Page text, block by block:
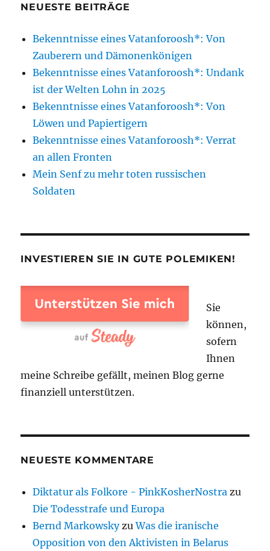
NEUESTE BEITRÄGE
Bekenntnisse eines Vatanforoosh*: Von
Zauberern und Dämonenkönigen
Bekenntnisse eines Vatanforoosh*: Undank
ist der Welten Lohn in 2025
Bekenntnisse eines Vatanforoosh*: Von
Löwen und Papiertigern
Bekenntnisse eines Vatanforoosh*: Verrat
an allen Fronten
Mein Senf zu mehr toten russischen
Soldaten
INVESTIEREN SIE IN GUTE POLEMIKEN!
Sie
können,
sofern
Ihnen
meine Schreibe gefällt, meinen Blog gerne
finanziell unterstützen.
NEUESTE KOMMENTARE
Diktatur als Folkore - PinkKosherNostra zu
Die Todesstrafe und Europa
Bernd MarkowskyzuWas die iranische
Opposition von den Aktivisten in Belarus